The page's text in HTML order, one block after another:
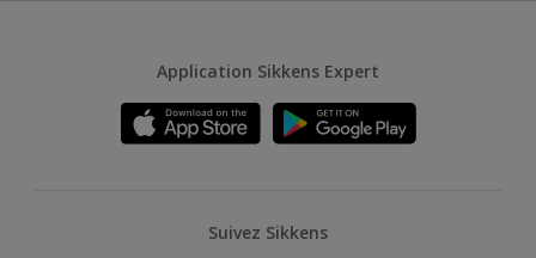
Application Sikkens Expert
Suivez Sikkens